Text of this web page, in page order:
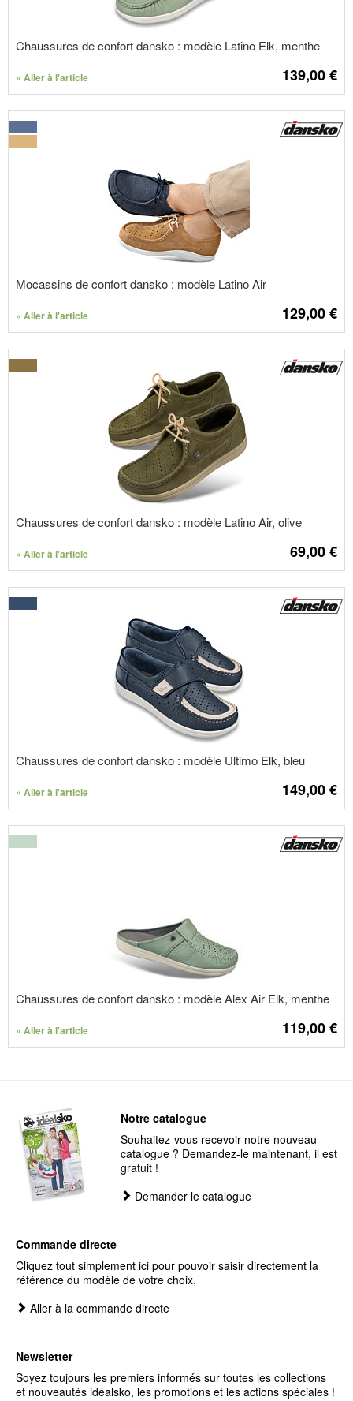
Chaussures de confort dansko : modèle Latino Elk, menthe
» Aller à l'article 139,00€
Mocassins de confort dansko : modèle Latino Air
» Aller à l'article 129,00€
Chaussures de confort dansko : modèle Latino Air, olive
» Aller à l'article 69,00€
Chaussures de confort dansko : modèle Ultimo Elk, bleu
» Aller à l'article 149,00€
Chaussures de confort dansko : modèle Alex Air Elk, menthe
» Aller à l'article 119,00€
Notre catalogue
Souhaitez-vous recevoir notre nouveau
catalogue ? Demandez-le maintenant, il est
gratuit !
Demander le catalogue
Commande directe
Cliquez tout simplement ici pour pouvoir saisir directement la
référence du modèle de votre choix.
Aller à la commande directe
Newsletter
Soyez toujours les premiers informés sur toutes les collections
et nouveautés idéalsko, les promotions et les actions spéciales !